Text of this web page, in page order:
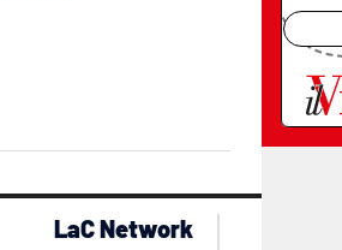
LaC Network